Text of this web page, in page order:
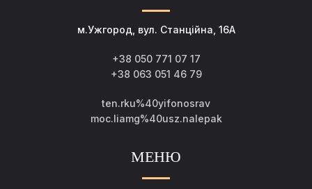
м.Ужгород, вул. Станційна, 16А
+38 050 771 07 17
+38 063 051 46 79
ten.rku%40yifonosrav
moc.liamg%40usz.nalepak
МЕНЮ